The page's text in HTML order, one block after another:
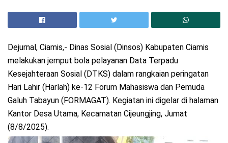
Dejurnal, Ciamis,- Dinas Sosial (Dinsos) Kabupaten Ciamis
melakukan jemput bola pelayanan Data Terpadu
Kesejahteraan Sosial (DTKS) dalam rangkaian peringatan
Hari Lahir (Harlah) ke-12 Forum Mahasiswa dan Pemuda
Galuh Tabayun (FORMAGAT). Kegiatan ini digelar di halaman
Kantor Desa Utama, Kecamatan Cijeungjing, Jumat
(8/8/2025).